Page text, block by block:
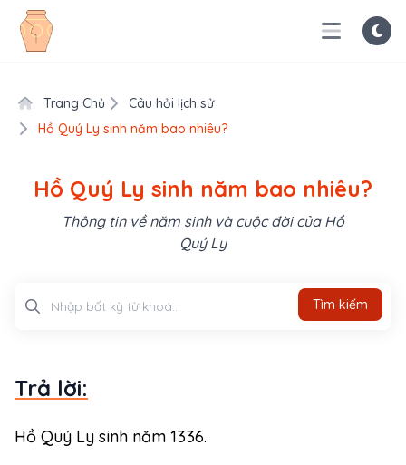
Trang Chủ
Câu hỏi lịch sử
Hồ Quý Ly sinh năm bao nhiêu?
Hồ Quý Ly sinh năm bao nhiêu?
Thông tin về năm sinh và cuộc đời của Hồ
Quý Ly
Tìm kiếm
Trả lời:
Hồ Quý Ly sinh năm 1336.